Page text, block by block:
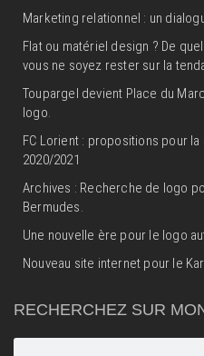
Marketing relationnel : un
Flat ou matériel design ? De
vous ne soyez rester sur la
Toupargel devient Place du
logo.
FC Lorient : propositions pour
2020/2021
Archives : Recherche de logo
Bermudes.
Une nouvelle ère pour le logo
Nouveau site internet pour le
RECHERCHEZ SUR